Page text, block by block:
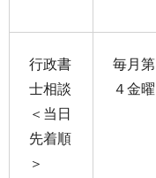
行政書
士相談
＜当日
先着順
＞
毎月第
４金曜